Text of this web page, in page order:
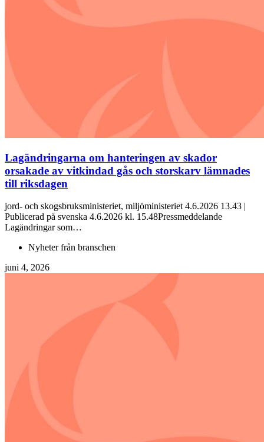
Lagändringarna om hanteringen av skador
orsakade av vitkindad gås och storskarv lämnades
till riksdagen
jord- och skogsbruksministeriet, miljöministeriet 4.6.2026 13.43 |
Publicerad på svenska 4.6.2026 kl. 15.48Pressmeddelande
Lagändringar som…
Nyheter från branschen
juni 4, 2026